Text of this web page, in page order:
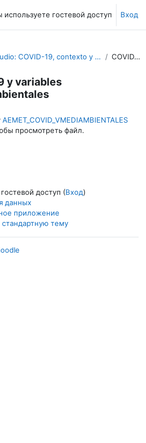
содержанию
используете гостевой доступ Вход
курса
Caso de estudio: COVID-19, contexto y su relación con variables meteorológicas y con otras variables medioambientales. Beatriz Hervella, Cristina Linares y Julio Díaz COVID_19 y variables medioambientales
y variables
AEMET_COVID_VMEDIAMBIENTALES
просмотреть файл.
доступ (Вход)
данных
приложение
тему